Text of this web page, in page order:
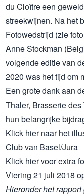
du Cloître een
streekwijnen. Na het
Fotowedstrijd (zie
Anne Stockman
volgende editie van
2020 was het tijd om
Een grote dank aan
Thaler, Brasserie
hun belangrijke
Klick hier naar het
Club van Basel/Jura
Klick hiervoor extra
Viering 21 juli 2018
Hieronder het